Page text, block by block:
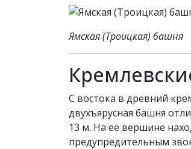
Ямская (Троицкая) башня
С востока в древний
двухъярусная башня
13 м. На ее вершине
предупредительным